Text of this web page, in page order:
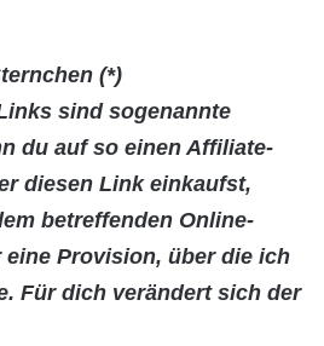
(*)
sind sogenannte
du auf so einen Affiliate-
diesen Link einkaufst,
betreffenden Online-
eine Provision, über die ich
Für dich verändert sich der